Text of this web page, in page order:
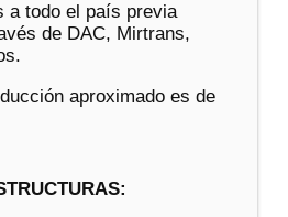
a todo el país previa
de DAC, Mirtrans,
aproximado es de